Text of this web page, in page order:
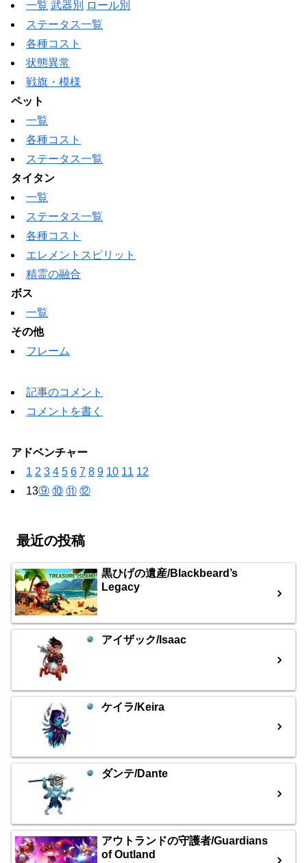
一覧 武器別
ロール別
ステータス一覧
各種コスト
状態異常
戦旗・模様
ペット
一覧
各種コスト
ステータス一覧
タイタン
一覧
ステータス一覧
各種コスト
エレメントスピリット
精霊の融合
ボス
一覧
その他
フレーム
記事のコメント
コメントを書く
アドベンチャー
1 2 3 4 5 6 7 8 9 10 11 12
13⑨ ⑩ ⑪ ⑫
最近の投稿
黒ひげの遺産/Blackbeard’s
Legacy
アイザック/Isaac
ケイラ/Keira
ダンテ/Dante
アウトランドの守護者/Guardians
of Outland